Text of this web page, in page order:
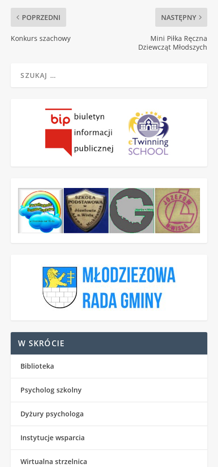
POPRZEDNI
Konkurs szachowy
NASTĘPNY
Mini Piłka Ręczna
Dziewcząt Młodszych
W SKRÓCIE
Biblioteka
Psycholog szkolny
Dyżury psychologa
Instytucje wsparcia
Wirtualna strzelnica